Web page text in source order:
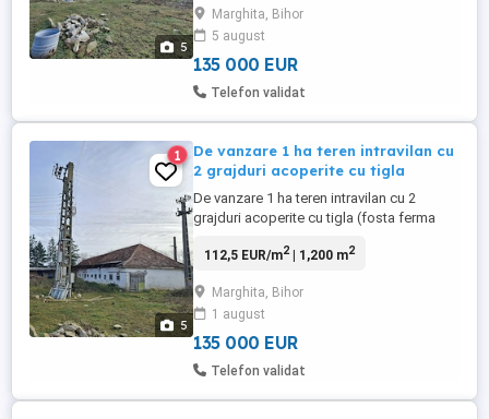
5
700 m Facilitati : -acces la curent electric -
drum de acces pietruit -posibilitate de
arendare a 2,27 ha ...
Marghita, Bihor
5 august
135 000 EUR
Telefon validat
5
1
De vanzare 1 ha teren intravilan cu
2 grajduri acoperite cu tigla
De vanzare 1 ha teren intravilan cu 2
grajduri acoperite cu tigla (fosta ferma
grajdului numarul 1 aproximativ 500 m
700 m Facilitati : -acces la curent electric -
drum de acces pietruit -posibilitate de
arendare a 2,27 ha ...
112,5 EUR/m2| 1,200 m2
Marghita, Bihor
1 august
135 000 EUR
Telefon validat